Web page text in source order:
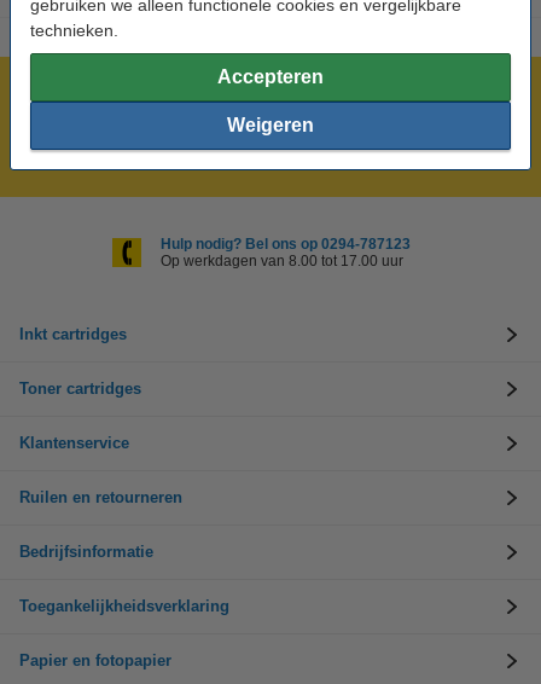
gebruiken we alleen functionele cookies en vergelijkbare
technieken.
Accepteren
Weigeren
Voor 23.59 uur besteld, morgen in huis!
Hulp nodig? Bel ons op 0294-787123
Op werkdagen van 8.00 tot 17.00 uur
Inkt cartridges
Toner cartridges
Klantenservice
Ruilen en retourneren
Bedrijfsinformatie
Toegankelijkheidsverklaring
Papier en fotopapier